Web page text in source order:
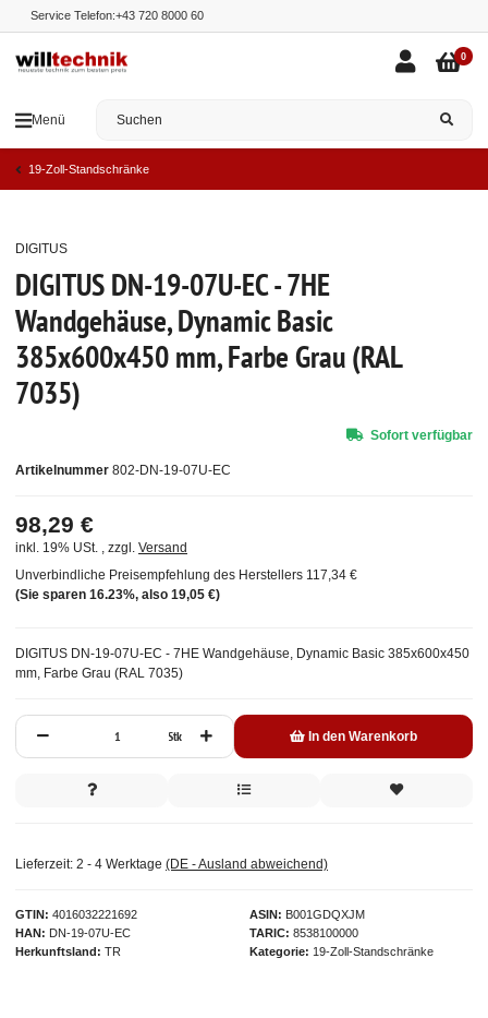
Service Telefon:+43 720 8000 60
Menü
0
19-Zoll-Standschränke
DIGITUS DN-19-07U-EC - 7HE
Wandgehäuse, Dynamic Basic
385x600x450 mm, Farbe Grau (RAL
7035)
Artikelnummer 802-DN-19-07U-EC
GTIN 4016032221692
HAN
DN-19-07U-EC
Herkunftsland
TR
ASIN
B001GDQXJM
TARIC
8538100000
Kategorie
19-Zoll-Standschränke
DIGITUS
DIGITUS DN-19-07U-EC - 7HE Wandgehäuse, Dynamic Basic 385x600x450
mm, Farbe Grau (RAL 7035)
98,29 €
inkl. 19% USt. , zzgl. Versand
Unverbindliche Preisempfehlung des Herstellers 117,34 €
(Sie sparen 16.23%, also 19,05 €)
Stk In den Warenkorb
Sofort verfügbar
Lieferzeit: 2 - 4 Werktage (DE - Ausland abweichend)